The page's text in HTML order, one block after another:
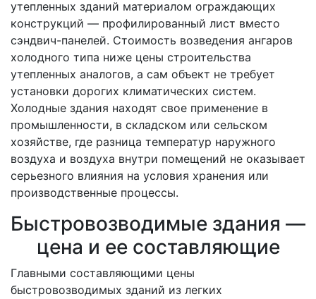
утепленных зданий материалом ограждающих
конструкций — профилированный лист вместо
сэндвич-панелей. Стоимость возведения ангаров
холодного типа ниже цены строительства
утепленных аналогов, а сам объект не требует
установки дорогих климатических систем.
Холодные здания находят свое применение в
промышленности, в складском или сельском
хозяйстве, где разница температур наружного
воздуха и воздуха внутри помещений не оказывает
серьезного влияния на условия хранения или
производственные процессы.
Быстровозводимые здания —
цена и ее составляющие
Главными составляющими цены
быстровозводимых зданий из легких